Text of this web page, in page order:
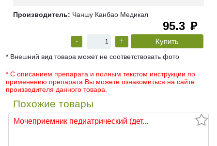
Производитель: Чаншу Канбао Медикал
95.3 руб
- +
* Внешний вид товара может не соответствовать фото
* С описанием препарата и полным текстом инструкции по
применению препарата Вы можете ознакомиться на сайте
производителя данного товара.
Похожие товары
Мочеприемник педиатрический (дет...